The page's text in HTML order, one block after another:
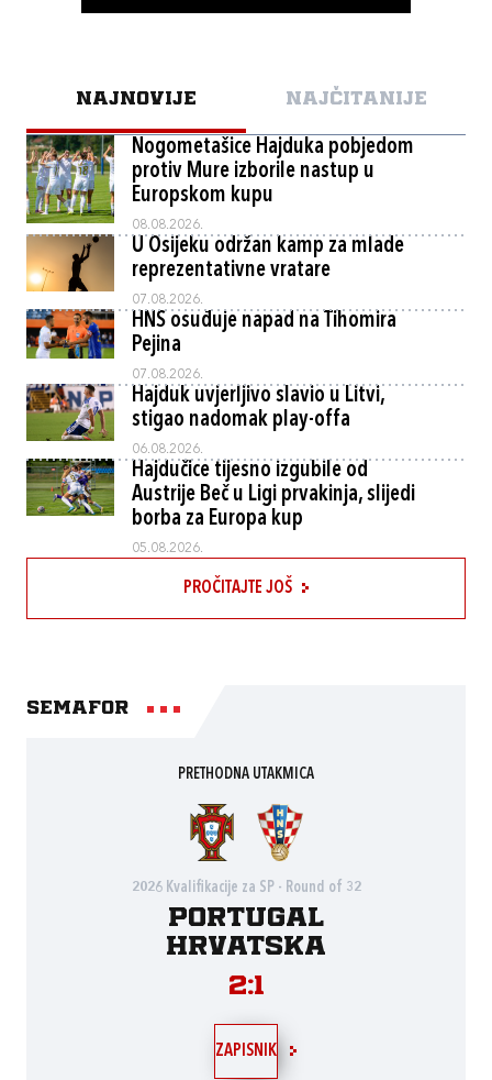
NAJNOVIJE NAJČITANIJE
Nogometašice Hajduka pobjedom
protiv Mure izborile nastup u
Europskom kupu
08.08.2026.
U Osijeku održan kamp za mlade
reprezentativne vratare
07.08.2026.
HNS osuđuje napad na Tihomira
Pejina
07.08.2026.
Hajduk uvjerljivo slavio u Litvi,
stigao nadomak play-offa
06.08.2026.
Hajdučice tijesno izgubile od
Austrije Beč u Ligi prvakinja, slijedi
borba za Europa kup
05.08.2026.
PROČITAJTE JOŠ
Semafor
PRETHODNA UTAKMICA
2026 Kvalifikacije za SP - Round of 32
Portugal
Hrvatska
2:1
ZAPISNIK